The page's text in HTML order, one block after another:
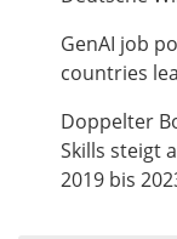
GenAI job
countries
Doppelter
Skills steigt
2019 bis